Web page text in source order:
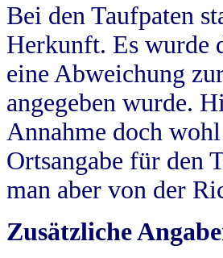
Bei den Taufpaten
Herkunft. Es wurde
eine Abweichung
angegeben wurde.
Annahme doch
Ortsangabe für den
man aber von der
Zusätzliche